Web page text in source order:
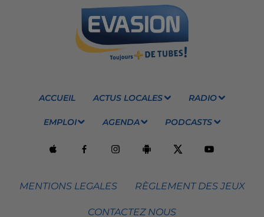
ACCUEIL ACTUS LOCALES RADIO
EMPLOI AGENDA PODCASTS
MENTIONS LEGALES RÈGLEMENT DES JEUX
CONTACTEZ NOUS